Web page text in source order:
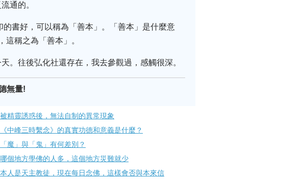
通的。
書好，可以稱為「善本」。「善本」是什麼意
稱之為「善本」。
。往後弘化社還存在，我去參觀過，感觸很深。
無量!
精靈誘惑後，無法自制的異常現象
中峰三時繫念》的真實功德和意義是什麼？
魔」與「鬼」有何差別？
個地方學佛的人多，這個地方災難就少
人是天主教徒，現在每日念佛，這樣會否與本來信